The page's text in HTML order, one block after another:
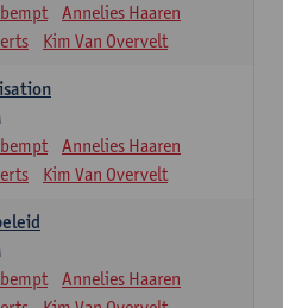
Annelies Haaren
Kim Van Overvelt
Annelies Haaren
Kim Van Overvelt
Annelies Haaren